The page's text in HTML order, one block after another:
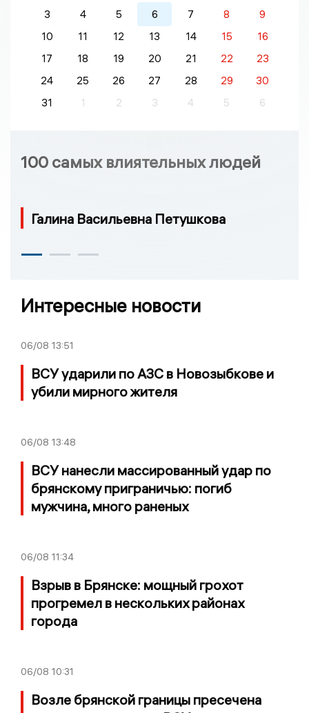
3
4 5 6 7 8
9
10
11 12 13 14 15
16
17
18 19 20 21 22
23
24
25 26 27 28 29
30
31
1 2 3 4 5 6
100 самых влиятельных людей
Галина Васильевна Петушкова
Интересные новости
06/08 13:51
ВСУ ударили по АЗС в Новозыбкове и
убили мирного жителя
06/08 13:48
ВСУ нанесли массированный удар по
брянскому приграничью: погиб
мужчина, много раненых
06/08 11:34
Взрыв в Брянске: мощный грохот
прогремел в нескольких районах
города
06/08 10:31
Возле брянской границы пресечена